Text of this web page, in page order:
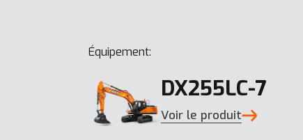
Équipement:
DX255LC-7
Voir le produit